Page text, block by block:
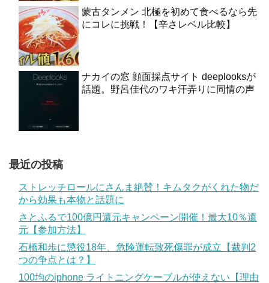
蒙古タンメン 北極を初めて食べるなら先
にコレに挑戦！【辛さレベル比較】
ナカイの窓 顔面採点サイト deeplooksが
話題。野呂佳代のワキ汗弄りに同情の声
最近の投稿
ストレッチロールにさんま絶賛！キムタクがくれた物だ
から効果も本物と話題に
さとふるで100億円還元キャンペーン開催！最大10％還
元【参加方法】
石橋和歩に懲役18年、危険運転致死傷罪が成立【裁判2
つの争点とは？】
100均のiphone ライトニングケーブルが使えない【理由